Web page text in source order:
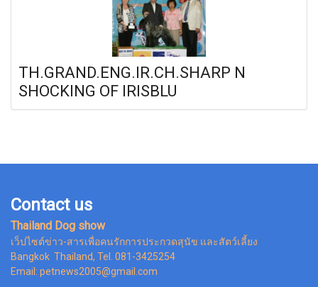
TH.GRAND.ENG.IR.CH.SHARP N
SHOCKING OF IRISBLU
Contact us
Thailand Dog show
เว็ปไซต์ข่าว-สารเพื่อคนรักการประกวดสุนัข และสัตว์เลี้ยง
Bangkok Thailand, Tel. 081-3425254
Email: petnews2005@gmail.com